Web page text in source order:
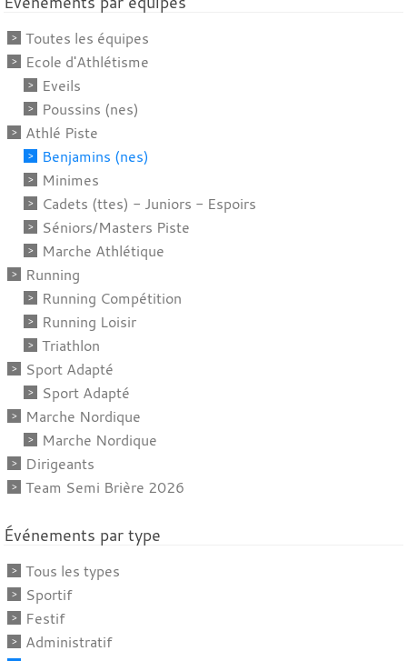
Toutes les équipes
Ecole d'Athlétisme
Eveils
Poussins (nes)
Athlé Piste
Benjamins (nes)
Minimes
Cadets (ttes) - Juniors - Espoirs
Séniors/Masters Piste
Marche Athlétique
Running
Running Compétition
Running Loisir
Triathlon
Sport Adapté
Sport Adapté
Marche Nordique
Marche Nordique
Dirigeants
Team Semi Brière 2026
Événements par type
Tous les types
Sportif
Festif
Administratif